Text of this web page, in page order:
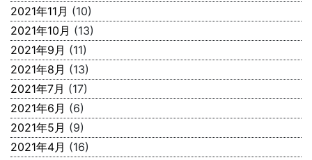
2021年11月 (10)
2021年10月 (13)
2021年9月 (11)
2021年8月 (13)
2021年7月 (17)
2021年6月 (6)
2021年5月 (9)
2021年4月 (16)